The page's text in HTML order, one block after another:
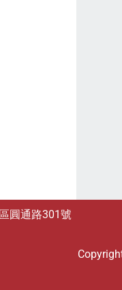
圓通路301號